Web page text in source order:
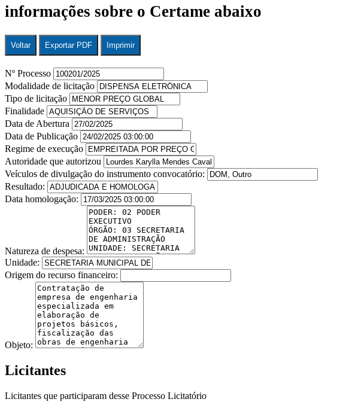
informações sobre o Certame abaixo
Voltar Exportar PDF Imprimir
Nº Processo
Modalidade de licitação
Tipo de licitação
Finalidade
Data de Abertura
Data de Publicação
Regime de execução
Autoridade que autorizou
Veículos de divulgação do instrumento convocatório:
Resultado:
Data homologação:
Natureza de despesa:
Unidade:
Origem do recurso financeiro:
Objeto:
Licitantes
Licitantes que participaram desse Processo Licitatório